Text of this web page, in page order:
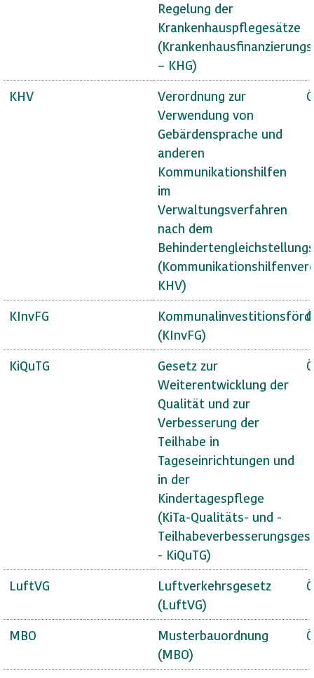
Regelung der
Krankenhauspflegesätze
– KHG)
KHV
Verordnung zur
Verwendung von
Gebärdensprache und
anderen
Kommunikationshilfen
im
Verwaltungsverfahren
nach dem
KHV)
KInvFG
(KInvFG)
KiQuTG
Gesetz zur
Weiterentwicklung der
Qualität und zur
Verbesserung der
Teilhabe in
Tageseinrichtungen und
in der
Kindertagespflege
(KiTa-Qualitäts- und -
- KiQuTG)
LuftVG
Luftverkehrsgesetz
(LuftVG)
MBO
Musterbauordnung
(MBO)